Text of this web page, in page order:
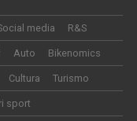
media R&S
Auto Bikenomics
Cultura Turismo
sport